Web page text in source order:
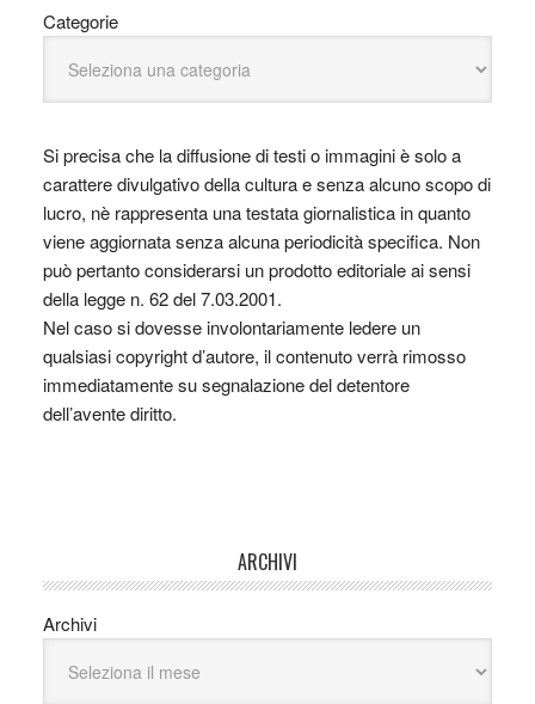
Categorie
Si precisa che la diffusione di testi o immagini è solo a
carattere divulgativo della cultura e senza alcuno scopo di
lucro, nè rappresenta una testata giornalistica in quanto
viene aggiornata senza alcuna periodicità specifica. Non
può pertanto considerarsi un prodotto editoriale ai sensi
della legge n. 62 del 7.03.2001.
Nel caso si dovesse involontariamente ledere un
qualsiasi copyright d’autore, il contenuto verrà rimosso
immediatamente su segnalazione del detentore
dell’avente diritto.
ARCHIVI
Archivi